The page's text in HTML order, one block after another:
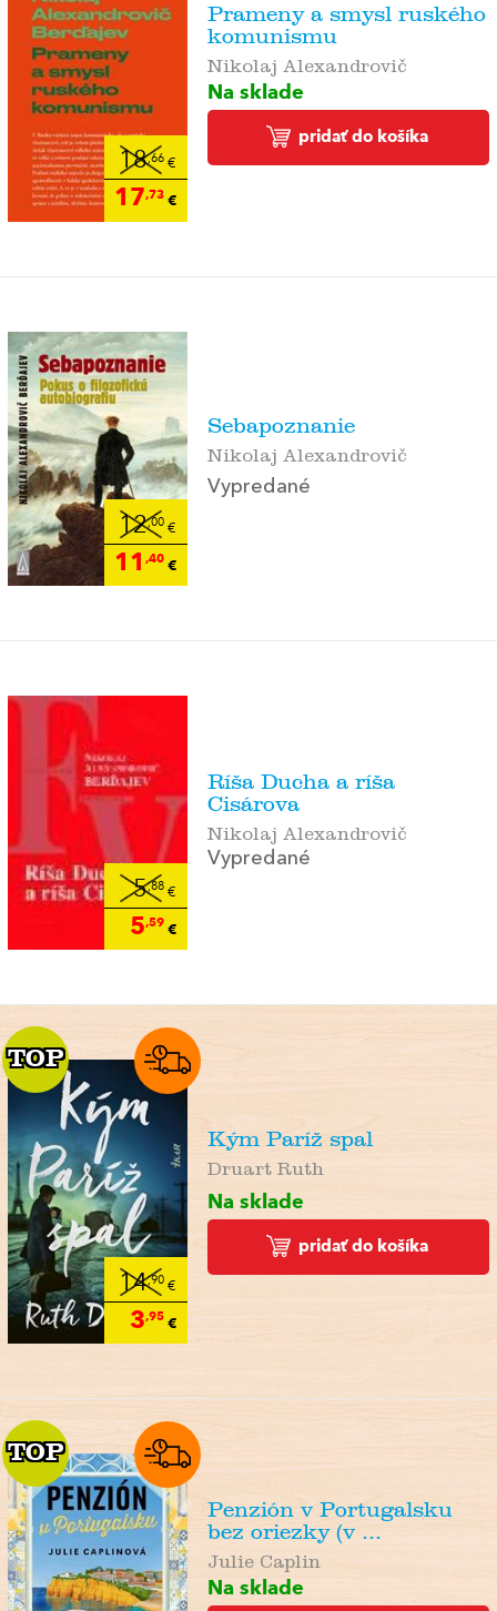
18,66€
17,73€
Prameny a smysl ruského
komunismu
Nikolaj Alexandrovič
Na sklade
pridať do košíka
12,00€
11 ,40€
Sebapoznanie
Nikolaj Alexandrovič
Vypredané
5,88€
5,59€
Ríša Ducha a ríša
Cisárova
Nikolaj Alexandrovič
Vypredané
14,90€
3,95€
TOP
TOP
Kým Paríž spal
Druart Ruth
Na sklade
pridať do košíka
TOP
TOP
Penzión v Portugalsku
bez oriezky (v ...
Julie Caplin
Na sklade